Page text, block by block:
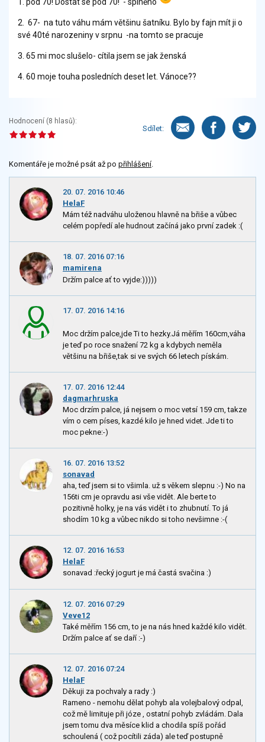
1. pod 70! Dostat se pod 70! - splněno
2. 67- na tuto váhu mám většinu šatníku. Bylo by fajn mít ji o
své 40té narozeniny v srpnu -na tomto se pracuje
3. 65 mi moc slušelo- cítila jsem se jak ženská
4. 60 moje touha posledních deset let. Vánoce??
Hodnocení (8 hlasů):
Sdílet:
Komentáře je možné psát až po přihlášení.
20. 07. 2016 10:46
HelaF
Mám též nadváhu uloženou hlavně na břiše a vůbec
celém popředí ale hudnout začíná jako první zadek :(
18. 07. 2016 07:16
mamirena
Držím palce ať to vyjde:)))))
17. 07. 2016 14:16
Moc držím palce,jde Ti to hezky.Já měřím 160cm,váha
je teď po roce snažení 72 kg a kdybych neměla
většinu na břiše,tak si ve svých 66 letech pískám.
17. 07. 2016 12:44
dagmarhruska
Moc drzím palce, já nejsem o moc vetsí 159 cm, takze
vím o cem píses, kazdé kilo je hned videt. Jde ti to
moc pekne:-)
16. 07. 2016 13:52
sonavad
aha, teď jsem si to všimla. už s věkem slepnu :-) No na
156ti cm je opravdu asi vše vidět. Ale berte to
pozitivně holky, je na vás vidět i to zhubnutí. To já
shodím 10 kg a vůbec nikdo si toho nevšimne :-(
12. 07. 2016 16:53
HelaF
sonavad :řecký jogurt je má častá svačina :)
12. 07. 2016 07:29
Veve12
Také měřím 156 cm, to je na nás hned každé kilo vidět.
Držím palce ať se daří :-)
12. 07. 2016 07:24
HelaF
Děkuji za pochvaly a rady :)
Rameno - nemohu dělat pohyb ala volejbalový odpal,
což mě limituje při józe , ostatní pohyb zvládám. Dala
jsem tomu dva měsíce klid a chodila spíš pořád
schoulená ( což pocítili záda) ale teď postupně